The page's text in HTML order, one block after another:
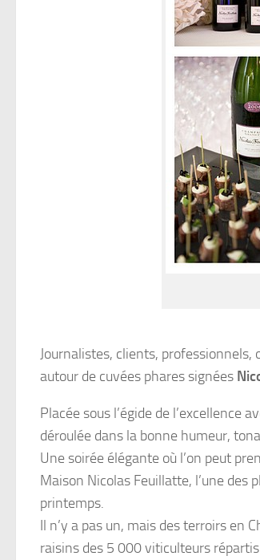
Journalistes, clients, professionnels,
autour de cuvées phares signées
Placée sous l’égide de l’excellence
déroulée dans la bonne humeur,
Une soirée élégante où l’on peut
Maison Nicolas Feuillatte, l’une des
printemps.
Il n’y a pas un, mais des terroirs en
raisins des 5 000 viticulteurs répartis